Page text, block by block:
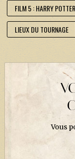
FILM 5 : HARRY
LIEUX DU TOURNAGE
Vous